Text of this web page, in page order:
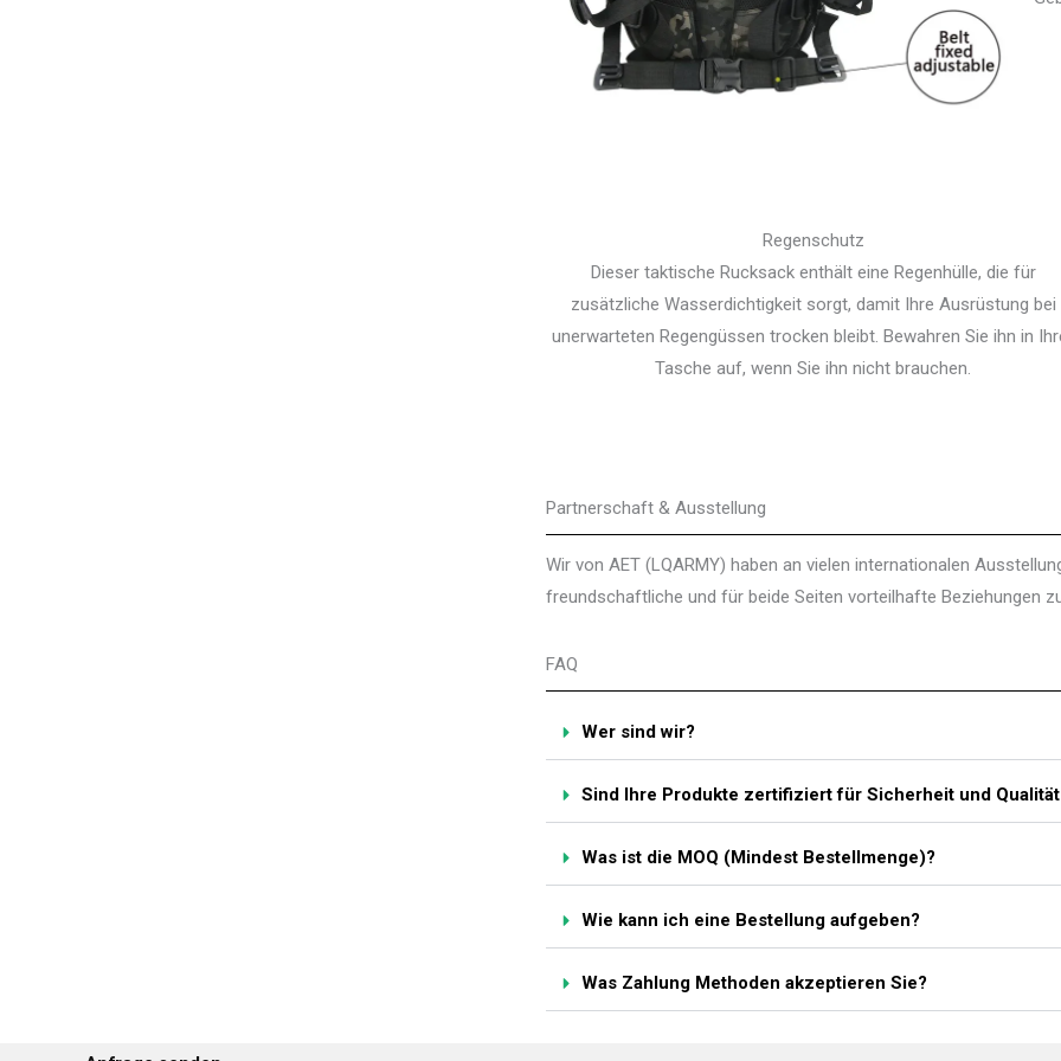
Regenschutz
Dieser taktische Rucksack enthält eine Regenhülle, die für
zusätzliche Wasserdichtigkeit sorgt, damit Ihre Ausrüstung bei
unerwarteten Regengüssen trocken bleibt. Bewahren Sie ihn in
Tasche auf, wenn Sie ihn nicht brauchen.
Partnerschaft & Ausstellung
Wir von AET (LQARMY) haben an vielen internationalen
freundschaftliche und für beide Seiten vorteilhafte Beziehungen
FAQ
Wer sind wir?
Sind Ihre Produkte zertifiziert für Sicherheit und
Was ist die MOQ (Mindest Bestellmenge)?
Wie kann ich eine Bestellung aufgeben?
Was Zahlung Methoden akzeptieren Sie?